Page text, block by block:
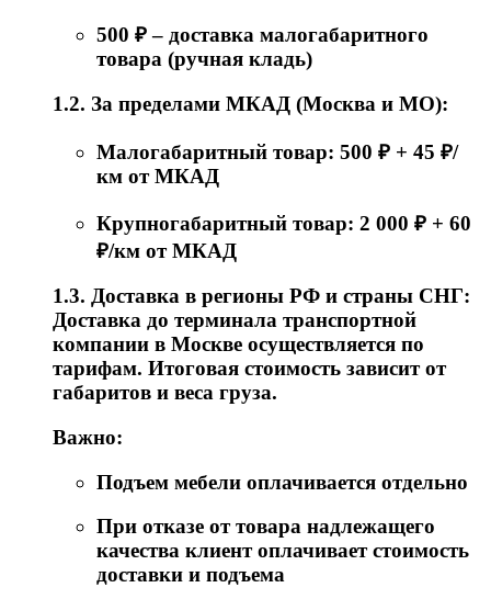
500 ₽ – доставка малогабаритного
товара (ручная кладь)
1.2. За пределами МКАД (Москва и МО):
Малогабаритный товар: 500 ₽ + 45 ₽/
км от МКАД
Крупногабаритный товар: 2 000 ₽ + 60
₽/км от МКАД
1.3. Доставка в регионы РФ и страны СНГ:
Доставка до терминала транспортной
компании в Москве осуществляется по
тарифам. Итоговая стоимость зависит от
габаритов и веса груза.
Важно:
Подъем мебели оплачивается отдельно
При отказе от товара надлежащего
качества клиент оплачивает стоимость
доставки и подъема